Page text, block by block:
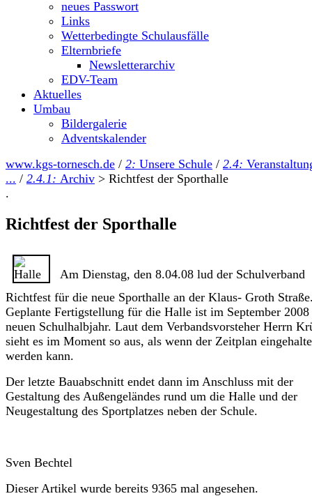
neues Passwort
Links
Wetterbedingte Schulausfälle
Elternbriefe
Newsletterarchiv
EDV-Team
Aktuelles
Umbau
Bildergalerie
Adventskalender
www.kgs-tornesch.de / 2: Unsere Schule / 2.4:
... / 2.4.1: Archiv > Richtfest der Sporthalle
.
Richtfest der Sporthalle
Am Dienstag, den 8.04.08 lud der Schulverband
Richtfest für die neue Sporthalle an der Klaus- Groth
Geplante Fertigstellung für die Halle ist im September 2008
neuen Schulhalbjahr. Laut dem Verbandsvorsteher Herrn
sieht es im Moment so aus, als wenn der Zeitplan
werden kann.
Der letzte Bauabschnitt endet dann im Anschluss mit der
Gestaltung des Außengeländes rund um die Halle und der
Neugestaltung des Sportplatzes neben der Schule.
Sven Bechtel
Dieser Artikel wurde bereits 9365 mal angesehen.